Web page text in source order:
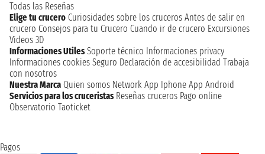
Todas las Reseñas
Elige tu crucero Curiosidades sobre los cruceros Antes de salir en
crucero Consejos para tu Crucero Cuando ir de crucero Excursiones
Videos 3D
Informaciones Utiles Soporte técnico Informaciones privacy
Informaciones cookies Seguro Declaración de accesibilidad Trabaja
con nosotros
Nuestra Marca Quien somos Network App Iphone App Android
Servicios para los cruceristas Reseñas cruceros Pago online
Observatorio Taoticket
Pagos